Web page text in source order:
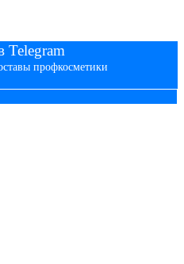
Telegram
профкосметики